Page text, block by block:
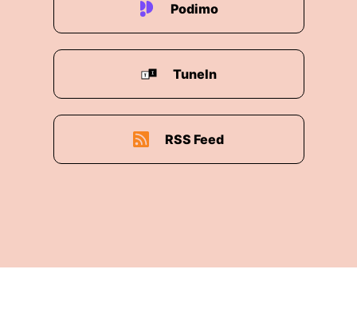
Podimo
TuneIn
RSS Feed